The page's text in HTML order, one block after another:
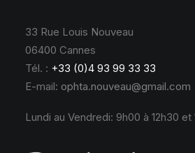
33 Rue Louis Nouveau
06400 Cannes
Tél. : +33 (0)4 93 99 33 33
E-mail: ophta.nouveau@gmail.com
Lundi au Vendredi: 9h00 à 12h30 et